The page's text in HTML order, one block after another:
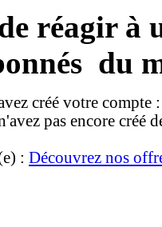
réagir à
du
créé votre compte
pas encore créé
: Découvrez nos